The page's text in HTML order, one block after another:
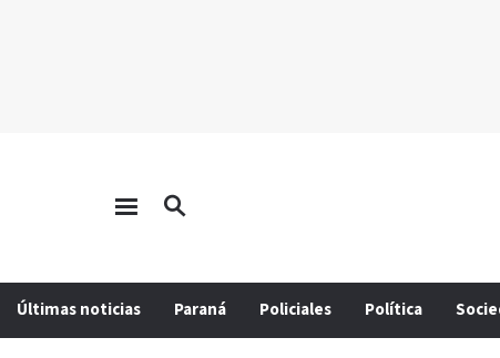
Últimas noticias Paraná Policiales Política